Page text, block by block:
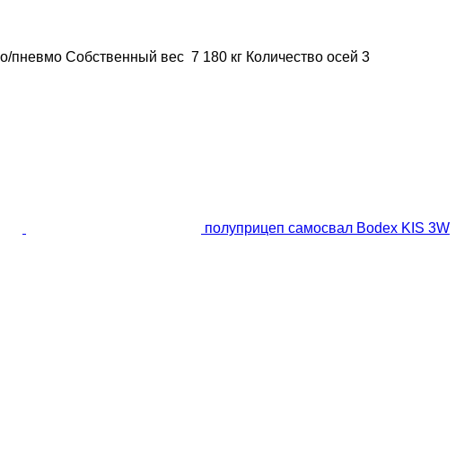
пневмо Собственный вес 7 180 кг Количество осей 3
полуприцеп самосвал Bodex KIS 3W